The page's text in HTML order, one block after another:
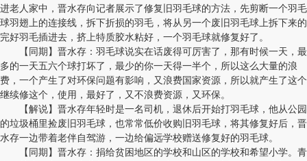
进老人家中，晋水存向记者展示了修复旧羽毛球的方法，先剪断一个羽毛
球羽翅上的连接线，拆下折损的羽毛，将从另一个废旧羽毛球上拆下来的
完好羽毛插进去，挤上特质胶水粘好，一个羽毛球就修复好了。
【同期】晋水存：羽毛球说实在话废得可厉害了，那有时候一天，最
多的一天五六个球打坏了，最少的你一天得一半个，所以这么大量的浪
费，一个产生了对环保问题有影响，又浪费国家资源，所以就产生了这个
继续修这个，使用，最好了，又不浪费资源，又环保。
【解说】晋水存年轻时是一名司机，退休后开始打羽毛球，他从公园
的垃圾桶里捡废旧羽毛球，也常常低价收购旧羽毛球，将其修复好后，晋
水存一边带着老伴自驾游，一边给偏远学校赠送修复好的羽毛球。
【同期】晋水存：捐给贫困地区的学校和山区的学校和希望小学。青